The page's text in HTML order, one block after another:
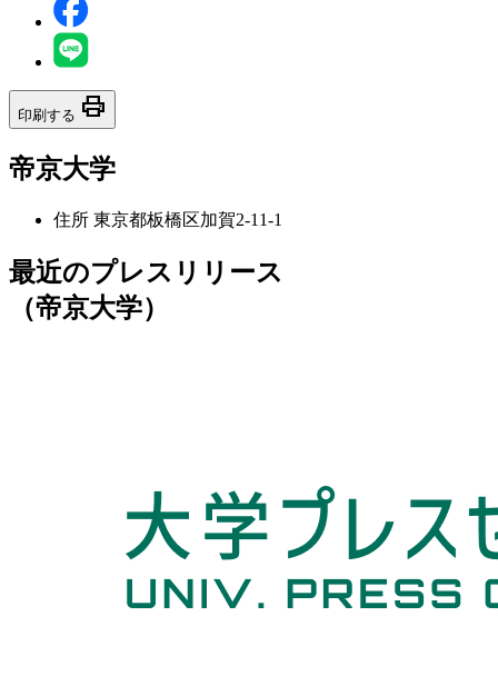
印刷する print
帝京大学
住所 東京都板橋区加賀2-11-1
最近のプレスリリース
（帝京大学）